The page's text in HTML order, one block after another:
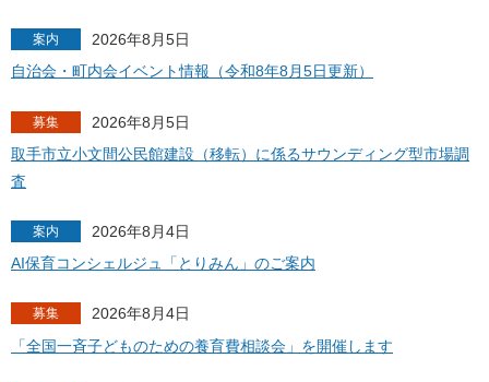
案内
2026年8月5日
自治会・町内会イベント情報（令和8年8月5日更新）
募集
2026年8月5日
取手市立小文間公民館建設（移転）に係るサウンディング型市場調
査
案内
2026年8月4日
AI保育コンシェルジュ「とりみん」のご案内
募集
2026年8月4日
「全国一斉子どものための養育費相談会」を開催します